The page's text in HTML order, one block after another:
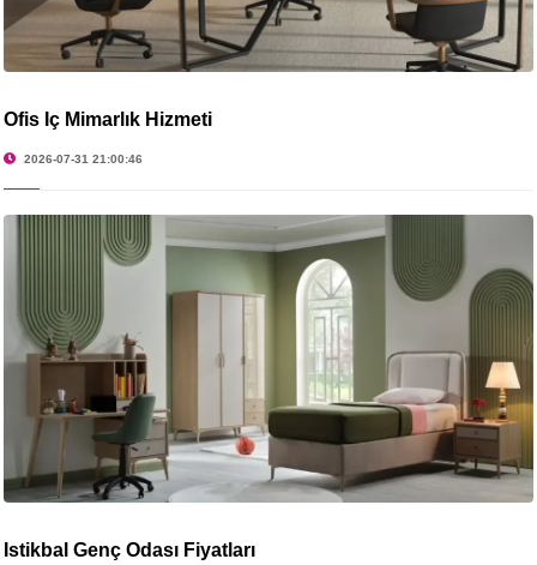
Ofis İç Mimarlık Hizmeti
2026-07-31 21:00:46
İstikbal Genç Odası Fiyatları